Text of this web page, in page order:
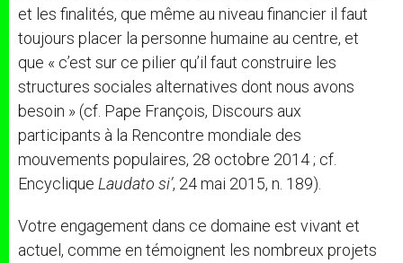
et les finalités, que même au niveau financier il faut
toujours placer la personne humaine au centre, et
que « c’est sur ce pilier qu’il faut construire les
structures sociales alternatives dont nous avons
besoin » (cf. Pape François, Discours aux
participants à la Rencontre mondiale des
mouvements populaires, 28 octobre 2014 ; cf.
Encyclique Laudato si’, 24 mai 2015, n. 189).
Votre engagement dans ce domaine est vivant et
actuel, comme en témoignent les nombreux projets